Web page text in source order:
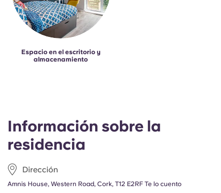
Información sobre la
residencia
Dirección
Amnis House, Western Road, Cork, T12 E2RF Te lo cuento
Espacio en el escritorio y
almacenamiento